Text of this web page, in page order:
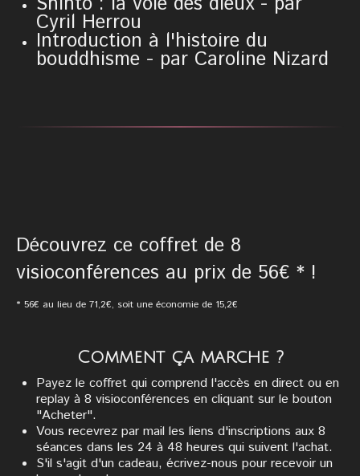
Cyril Herrou
Introduction à l'histoire du
bouddhisme - par Caroline Nizard
Découvrez ce coffret de 8
visioconférences au prix de 56€ * !
* 56€ au lieu de 71,2€, soit une économie de 15,2€
Comment ça marche ?
Payez le coffret qui comprend l'accès en direct ou en
replay à 8 visioconférences en cliquant sur le bouton
"Acheter".
Vous recevrez par mail les liens d'inscriptions aux 8
séances dans les 24 à 48 heures qui suivent l'achat.
S'il s'agit d'un cadeau, écrivez-nous pour recevoir un